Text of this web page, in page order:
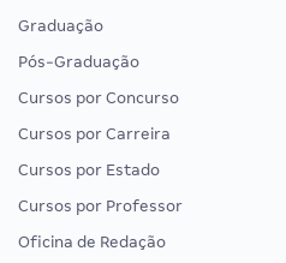
Graduação
Pós-Graduação
Cursos por Concurso
Cursos por Carreira
Cursos por Estado
Cursos por Professor
Oficina de Redação